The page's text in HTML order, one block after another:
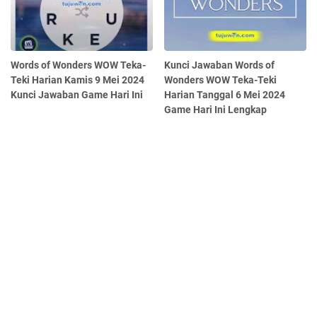
Words of Wonders WOW Teka-
Teki Harian Kamis 9 Mei 2024
Kunci Jawaban Game Hari Ini
Kunci Jawaban Words of
Wonders WOW Teka-Teki
Harian Tanggal 6 Mei 2024
Game Hari Ini Lengkap